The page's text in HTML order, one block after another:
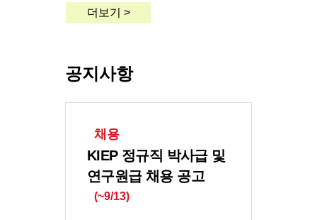
더보기 >
공지사항
채용
KIEP 정규직 박사급 및
연구원급 채용 공고
(~9/13)